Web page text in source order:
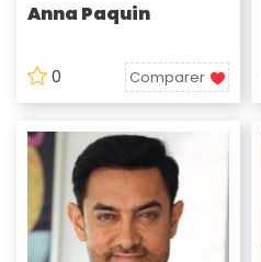
Anna Paquin
0 Comparer